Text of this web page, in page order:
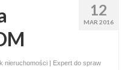
12
MAR 2016
nieruchomości | Expert do spraw